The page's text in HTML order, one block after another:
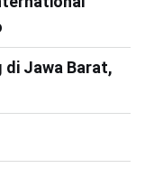
di Jawa Barat,